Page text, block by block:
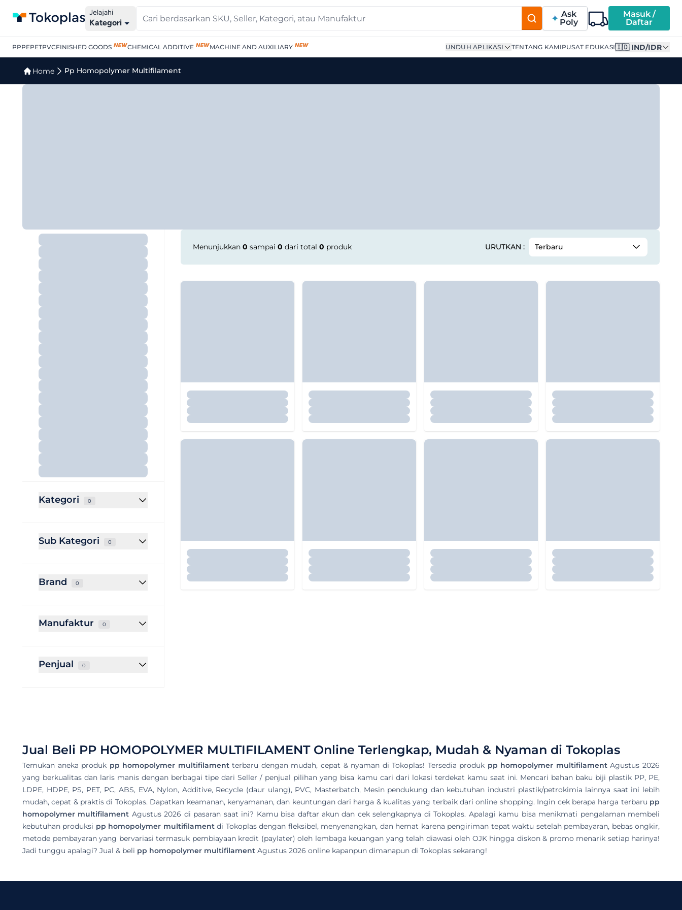
Jelajahi
Kategori
Ask
Poly
Masuk /
Daftar
PPPEPETPVCFINISHED GOODS CHEMICAL ADDITIVE MACHINE AND AUXILIARY UNDUH APLIKASI TENTANG KAMIPUSAT EDUKASI🇮🇩 IND/IDR
Home Pp Homopolymer Multifilament
Jual Pp Homopolymer Multifilament | Supplier Terpercaya
Kategori 0
Sub Kategori 0
Brand 0
Manufaktur 0
Penjual 0
Menunjukkan 0 sampai 0 dari total 0 produk URUTKAN : Terbaru
Jual Beli PP HOMOPOLYMER MULTIFILAMENTOnline Terlengkap, Mudah & Nyaman di Tokoplas
Temukan aneka produk pp homopolymer multifilamentterbaru dengan mudah, cepat & nyaman di Tokoplas! Tersedia produk pp homopolymer multifilamentAgustus 2026
yang berkualitas dan laris manis dengan berbagai tipe dari Seller / penjual pilihan yang bisa kamu cari dari lokasi terdekat kamu saat ini. Mencari bahan baku biji plastik PP, PE,
LDPE, HDPE, PS, PET, PC, ABS, EVA, Nylon, Additive, Recycle (daur ulang), PVC, Masterbatch, Mesin pendukung dan kebutuhan industri plastik/petrokimia lainnya saat ini lebih
mudah, cepat & praktis di Tokoplas. Dapatkan keamanan, kenyamanan, dan keuntungan dari harga & kualitas yang terbaik dari online shopping. Ingin cek berapa harga terbaru pp
homopolymer multifilament Agustus 2026 di pasaran saat ini? Kamu bisa daftar akun dan cek selengkapnya di Tokoplas. Apalagi kamu bisa menikmati pengalaman membeli
kebutuhan produksi pp homopolymer multifilamentdi Tokoplas dengan fleksibel, menyenangkan, dan hemat karena pengiriman tepat waktu setelah pembayaran, bebas ongkir,
metode pembayaran yang bervariasi termasuk pembiayaan kredit (paylater) oleh lembaga keuangan yang telah diawasi oleh OJK hingga diskon & promo menarik setiap harinya!
Jadi tunggu apalagi? Jual & beli pp homopolymer multifilament Agustus 2026 online kapanpun dimanapun di Tokoplas sekarang!